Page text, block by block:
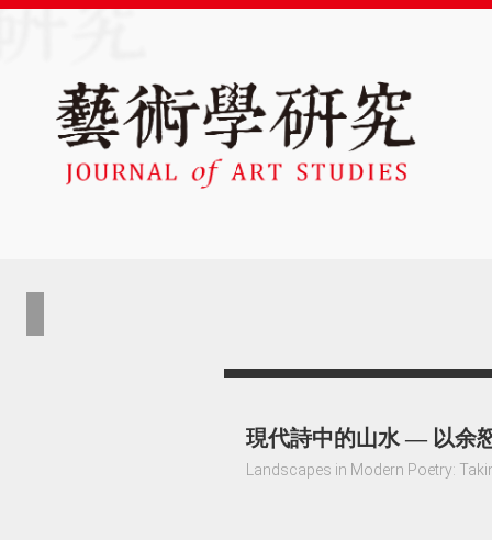
現代詩中的山水 — 以余
Landscapes in Modern Poetry: